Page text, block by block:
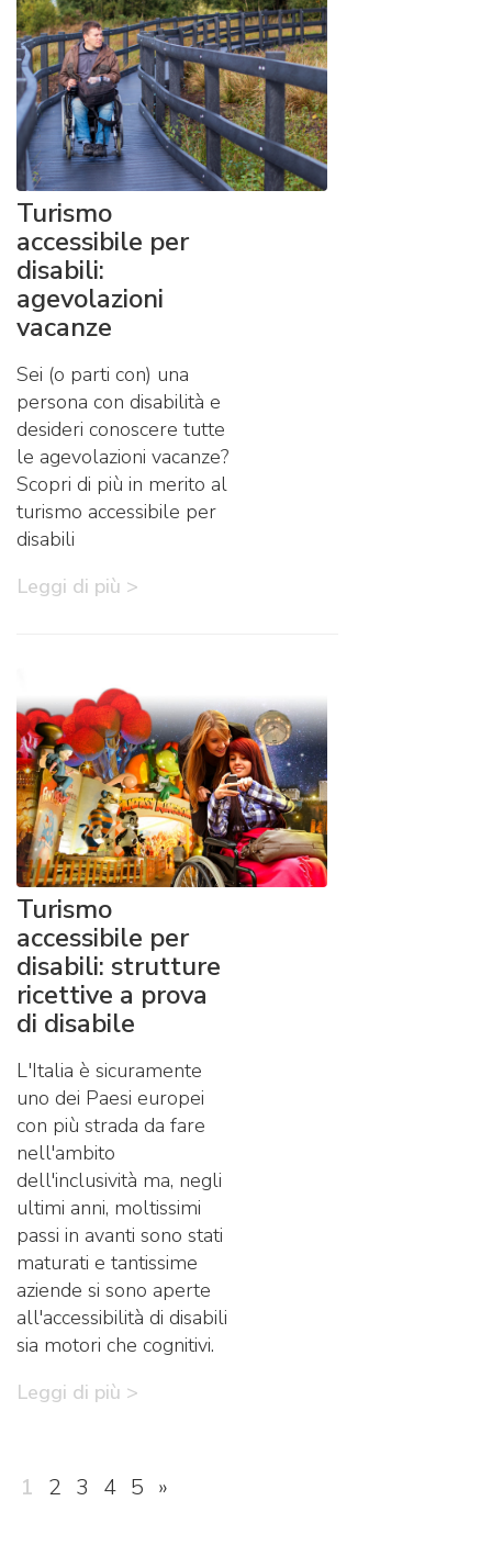
Turismo
accessibile per
disabili:
agevolazioni
vacanze
Sei (o parti con) una
persona con disabilità e
desideri conoscere tutte
le agevolazioni vacanze?
Scopri di più in merito al
turismo accessibile per
disabili
Leggi di più >
Turismo
accessibile per
disabili: strutture
ricettive a prova
di disabile
L'Italia è sicuramente
uno dei Paesi europei
con più strada da fare
nell'ambito
dell'inclusività ma, negli
ultimi anni, moltissimi
passi in avanti sono stati
maturati e tantissime
aziende si sono aperte
all'accessibilità di disabili
sia motori che cognitivi.
Leggi di più >
Paginazione
1 2 3 4 5 »